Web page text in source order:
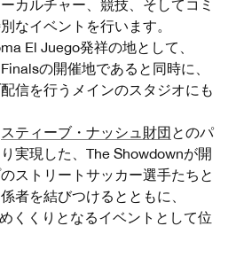
カルチャー、競技、そしてコミ
なイベントを行います。
El Juego発祥の地として、
の開催地であると同時に、
信を行うメインのスタジオにも
スティーブ・ナッシュ財団とのパ
実現した、The Showdownが開
ストリートサッカー選手たちと
者を結びつけるとともに、
くくりとなるイベントとして位